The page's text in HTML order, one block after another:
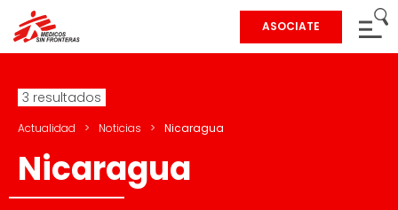
ASOCIATE
3 resultados
Actualidad > Noticias > Nicaragua
Nicaragua